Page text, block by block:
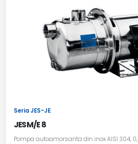
Seria JES-JE
JESM/E 8
Pompa autoamorsanta din inox AISI 304,